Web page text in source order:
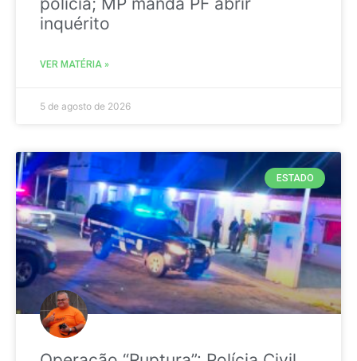
inquérito
VER MATÉRIA »
5 de agosto de 2026
ESTADO